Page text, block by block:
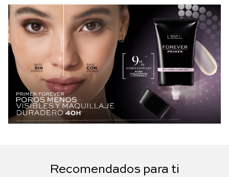
Recomendados para ti